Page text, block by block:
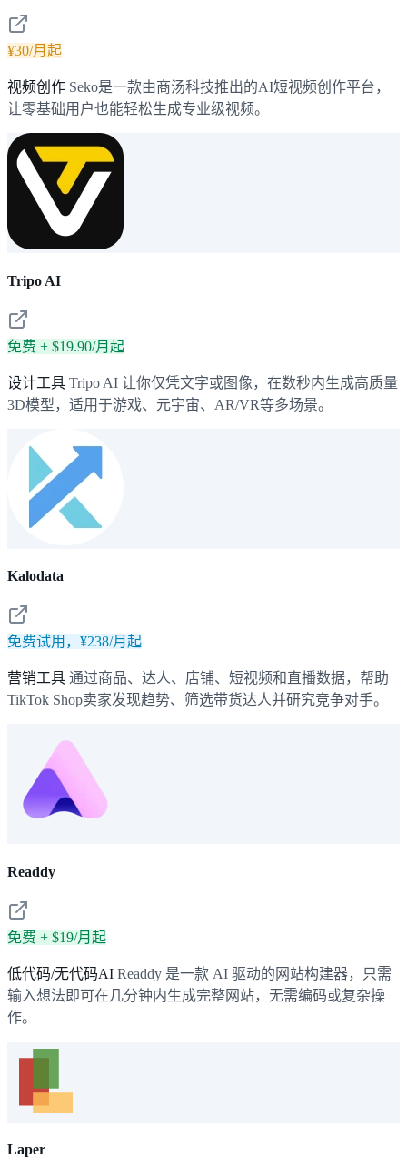
¥30/月起
视频创作 Seko是一款由商汤科技推出的AI短视频创作平台，
让零基础用户也能轻松生成专业级视频。
Tripo AI
免费 + $19.90/月起
设计工具 Tripo AI 让你仅凭文字或图像，在数秒内生成高质量
3D模型，适用于游戏、元宇宙、AR/VR等多场景。
Kalodata
免费试用，¥238/月起
营销工具 通过商品、达人、店铺、短视频和直播数据，帮助
TikTok Shop卖家发现趋势、筛选带货达人并研究竞争对手。
Readdy
免费 + $19/月起
低代码/无代码AI Readdy 是一款 AI 驱动的网站构建器，只需
输入想法即可在几分钟内生成完整网站，无需编码或复杂操
作。
Laper